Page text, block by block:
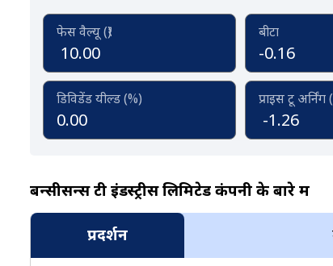
फेस वैल्यू (₹)
10.00
बीटा
-0.16
डिविडेंड यील्ड (%)
0.00
प्राइस टू
-1.26
बन्सीसन्स टी इंडस्ट्रीस लिमिटेड कंपनी के बारे में
प्रदर्शन